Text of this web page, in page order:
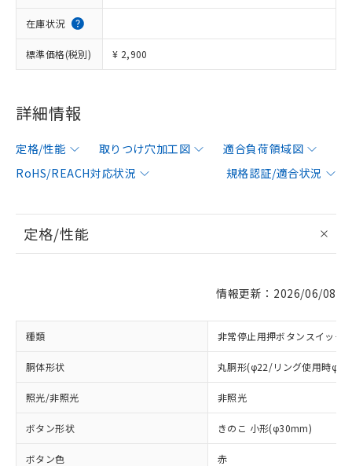
在庫状況
標準価格(税別) ¥ 2,900
詳細情報
定格/性能 取りつけ穴加工図
適合負荷領域図
RoHS/REACH対応状況
規格認証/適合状況
定格/性能
情報更新：2026/06/08
種類 非常停止用押ボタンスイッチ
胴体形状 丸胴形(φ22/リング使用時
照光/非照光 非照光
ボタン形状 きのこ 小形(φ30mm)
ボタン色 赤